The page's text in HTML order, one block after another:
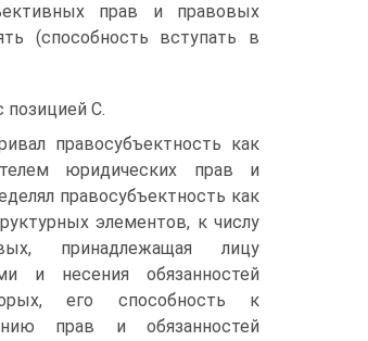
прав и правовых
(способность вступать в
позицией С.
правосубъектность как
юридических прав и
правосубъектность как
элементов, к числу
принадлежащая лицу
и несения обязанностей
его способность к
прав и обязанностей